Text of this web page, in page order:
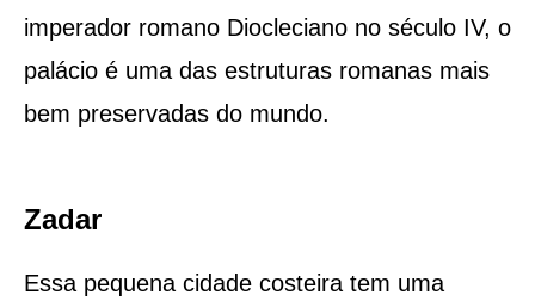
imperador romano Diocleciano no século IV, o
palácio é uma das estruturas romanas mais
bem preservadas do mundo.
Zadar
Essa pequena cidade costeira tem uma